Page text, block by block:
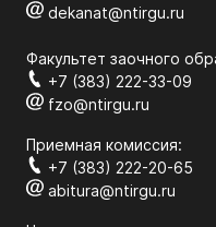
dekanat@ntirgu.ru
Факультет заочного
+7 (383) 222-33-09
fzo@ntirgu.ru
Приемная комиссия:
+7 (383) 222-20-65
abitura@ntirgu.ru